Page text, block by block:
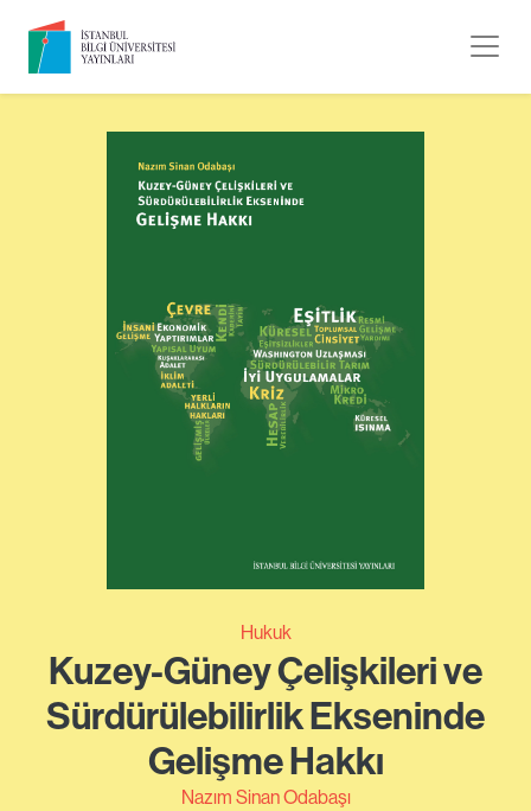
Hukuk
Kuzey-Güney Çelişkileri ve
Sürdürülebilirlik Ekseninde
Gelişme Hakkı
Nazım Sinan Odabaşı